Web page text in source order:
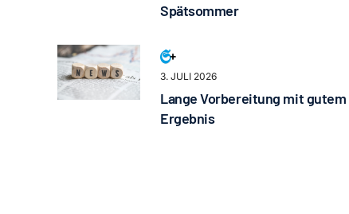
Spätsommer
3. JULI 2026
Lange Vorbereitung mit gutem
Ergebnis